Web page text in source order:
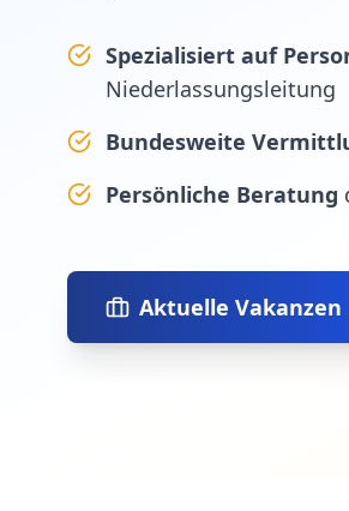
Spezialisiert auf
Niederlassungsleitung
Bundesweite
Persönliche Beratung
Aktuelle Vakanzen